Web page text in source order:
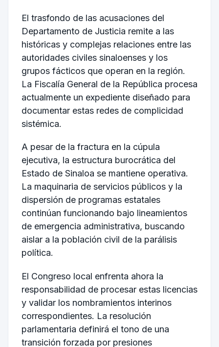
El trasfondo de las acusaciones del
Departamento de Justicia remite a las
históricas y complejas relaciones entre las
autoridades civiles sinaloenses y los
grupos fácticos que operan en la región.
La Fiscalía General de la República procesa
actualmente un expediente diseñado para
documentar estas redes de complicidad
sistémica.
A pesar de la fractura en la cúpula
ejecutiva, la estructura burocrática del
Estado de Sinaloa se mantiene operativa.
La maquinaria de servicios públicos y la
dispersión de programas estatales
continúan funcionando bajo lineamientos
de emergencia administrativa, buscando
aislar a la población civil de la parálisis
política.
El Congreso local enfrenta ahora la
responsabilidad de procesar estas licencias
y validar los nombramientos interinos
correspondientes. La resolución
parlamentaria definirá el tono de una
transición forzada por presiones